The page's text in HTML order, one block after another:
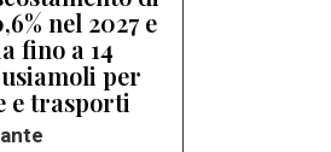
nel 2027 e
fino a 14
per
e trasporti